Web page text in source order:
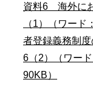
資料6 海外に
（1）（ワード
者登録義務制度
6（2）（ワード
90KB）